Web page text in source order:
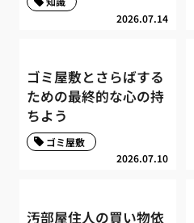
2026.07.14
ゴミ屋敷とさらばする
ための最終的な心の持
ちよう
2026.07.10
ゴミ屋敷
汚部屋住人の買い物依